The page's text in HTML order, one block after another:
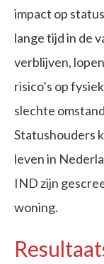
impact op
lange tijd in de
verblijven,
risico’s op
slechte
Statushouders
leven in
IND zijn
woning.